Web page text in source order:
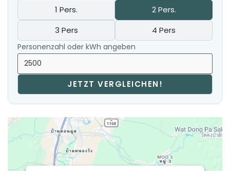
1 Pers.
2 Pers.
3 Pers
4 Pers
Personenzahl oder kWh angeben
JETZT VERGLEICHEN!